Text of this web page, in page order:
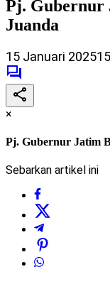
Pj. Gubernur
Juanda
15 Januari 2025
×
Pj. Gubernur Jatim
Sebarkan artikel ini